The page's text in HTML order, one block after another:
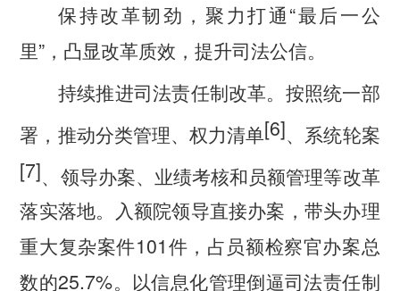
保持改革韧劲，聚力打通 “最后一公
里” ，凸显改革质效，提升司法公信。
持续推进司法责任制改革。 按照统一部
署，推动分类管理、权力清单[6]、系统轮案
[7]、领导办案、业绩考核和员额管理等改革
落实落地。入额院领导直接办案，带头办理
重大复杂案件101 件，占员额检察官办案总
数的25.7%。以信息化管理倒逼司法责任制